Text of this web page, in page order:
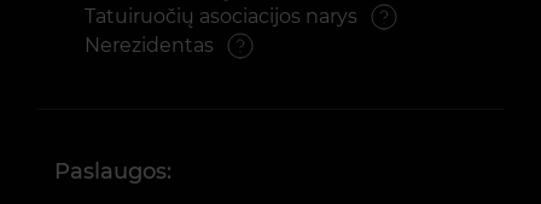
Tatuiruočių asociacijos narys
Nerezidentas
Paslaugos: